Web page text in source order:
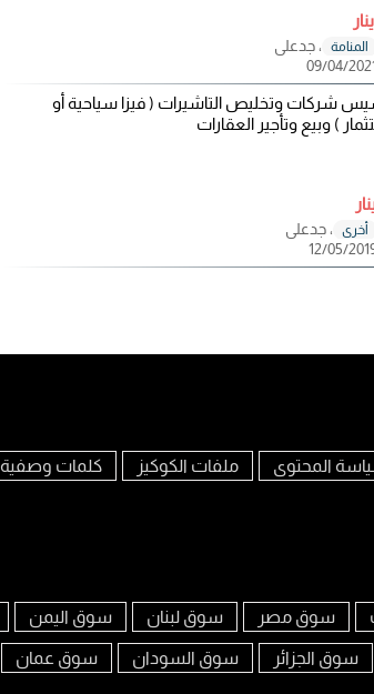
المنامة
، جدعلي
شركات وتخليص التاشيرات ( فيزا سياحية أو
) وبيع وتأجير العقارات
أخرى
، جدعلي
المحتوى ملفات الكوكيز كلمات وصفية
سوق مصر سوق لبنان سوق اليمن
سوق الجزائر سوق السودان سوق عمان